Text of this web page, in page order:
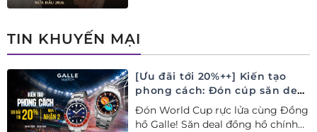
TIN KHUYẾN MẠI
[Ưu đãi tới 20%++] Kiến tạo
phong cách: Đón cúp săn deal
– Siêu ưu đãi đồng hành cùng
World Cup
Đón World Cup rực lửa cùng Đồng
hồ Galle! Săn deal đồng hồ chính